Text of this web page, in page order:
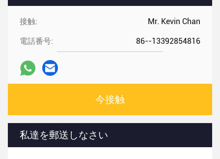
接触: Mr. Kevin Chan
電話番号: 86--13392854816
今接触
私達を郵送しなさい